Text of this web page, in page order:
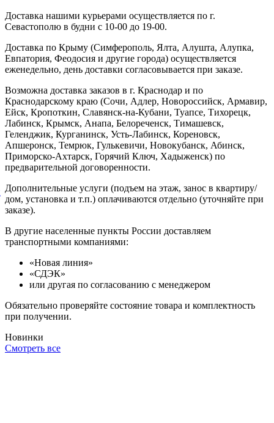
Доставка нашими курьерами осуществляется по г.
Севастополю в будни с 10-00 до 19-00.
Доставка по Крыму (Симферополь, Ялта, Алушта, Алупка,
Евпатория, Феодосия и другие города) осуществляется
еженедельно, день доставки согласовывается при заказе.
Возможна доставка заказов в г. Краснодар и по
Краснодарскому краю (Сочи, Адлер, Новороссийск, Армавир,
Ейск, Кропоткин, Славянск-на-Кубани, Туапсе, Тихорецк,
Лабинск, Крымск, Анапа, Белореченск, Тимашевск,
Геленджик, Курганинск, Усть-Лабинск, Кореновск,
Апшеронск, Темрюк, Гулькевичи, Новокубанск, Абинск,
Приморско-Ахтарск, Горячий Ключ, Хадыженск) по
предварительной договоренности.
Дополнительные услуги (подъем на этаж, занос в квартиру/
дом, установка и т.п.) оплачиваются отдельно (уточняйте при
заказе).
В другие населенные пункты России доставляем
транспортными компаниями:
«Новая линия»
«СДЭК»
или другая по согласованию с менеджером
Обязательно проверяйте состояние товара и комплектность
при получении.
Новинки
Смотреть все